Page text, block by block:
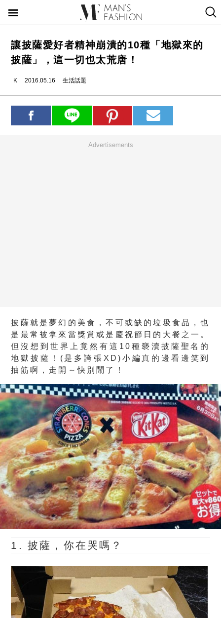
讓披薩愛好者精神崩潰的10種「地獄來的
披薩」，這一切也太荒唐！
K 2016.05.16 生活話題
Advertisements
披薩就是夢幻的美食，不可或缺的垃圾食品，也
是最常被拿來當獎賞或是慶祝節日的大餐之一。
但沒想到世界上竟然有這10種褻瀆披薩聖名的
地獄披薩！(是多誇張XD)小編真的邊看邊笑到
抽筋啊，走開～快別鬧了！
1. 披薩，你在哭嗎？